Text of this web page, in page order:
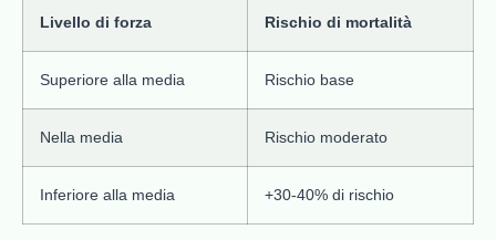
Livello di forza Rischio di mortalità
Superiore alla media Rischio base
Nella media Rischio moderato
Inferiore alla media +30-40% di rischio